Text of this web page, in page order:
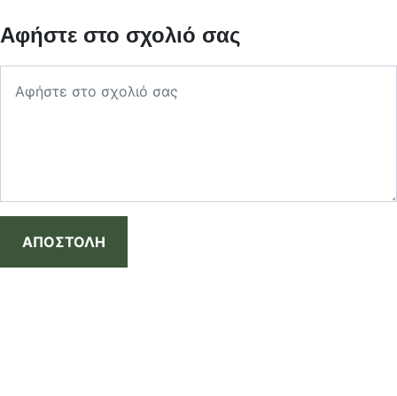
Αφήστε στο σχολιό σας
ΑΠΟΣΤΟΛΗ